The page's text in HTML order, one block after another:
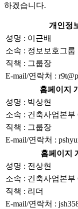
하겠습니다.
개인정
성명 : 이근배
소속 : 정보보호그룹
직책 : 그룹장
E-mail/연락처 :
홈페이지
성명 : 박상현
소속 : 건축사업본
직책 : 그룹장
E-mail/연락처 :
홈페이지
성명 : 전상현
소속 : 건축사업본
직책 : 리더
E-mail/연락처 :